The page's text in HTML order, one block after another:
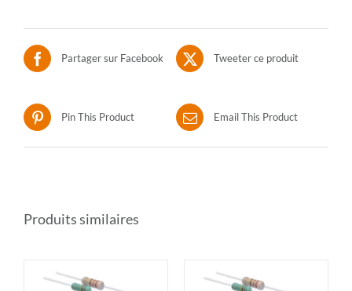
Partager sur Facebook Tweeter ce produit
Pin This Product Email This Product
Produits similaires
AJOUTER AU PANIER